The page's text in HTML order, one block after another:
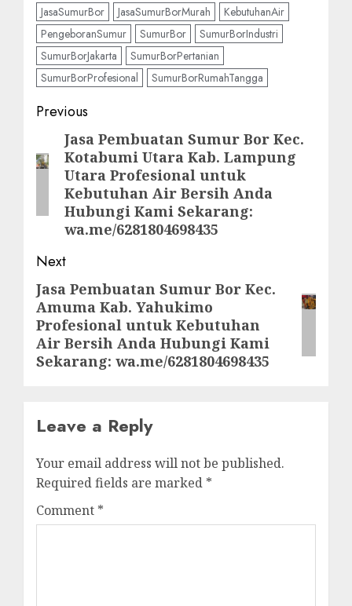
JasaSumurBor
JasaSumurBorMurah
KebutuhanAir
PengeboranSumur
SumurBor
SumurBorIndustri
SumurBorJakarta
SumurBorPertanian
SumurBorProfesional
SumurBorRumahTangga
Post
navigation
Previous
Previous
post:
Jasa Pembuatan Sumur Bor Kec.
Kotabumi Utara Kab. Lampung
Utara Profesional untuk
Kebutuhan Air Bersih Anda
Hubungi Kami Sekarang:
wa.me/6281804698435
Next
Next
post:
Jasa Pembuatan Sumur Bor Kec.
Amuma Kab. Yahukimo
Profesional untuk Kebutuhan
Air Bersih Anda Hubungi Kami
Sekarang: wa.me/6281804698435
Leave a Reply
Your email address will not be published.
Required fields are marked *
Comment *